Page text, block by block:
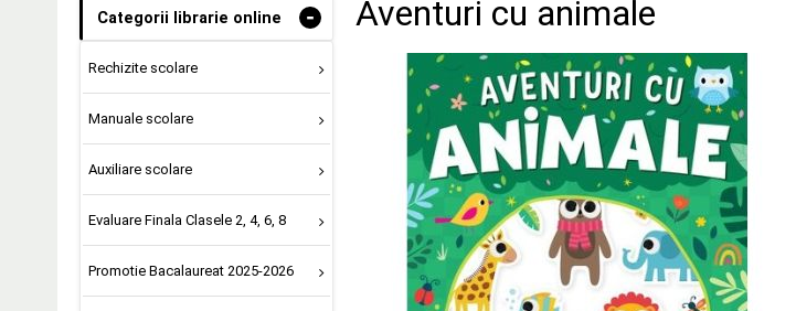
Categorii librarie online -
Rechizite scolare
Manuale scolare
Auxiliare scolare
Evaluare Finala Clasele 2, 4, 6, 8
Promotie Bacalaureat 2025-2026
Aventuri cu animale